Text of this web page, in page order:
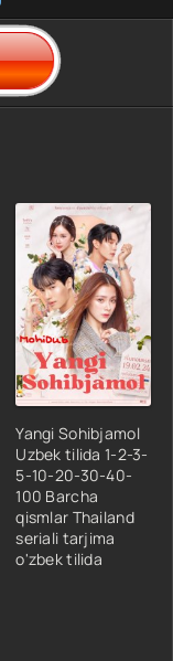
Yangi Sohibjamol
Uzbek tilida 1-2-3-
5-10-20-30-40-
100 Barcha
qismlar Thailand
seriali tarjima
o'zbek tilida